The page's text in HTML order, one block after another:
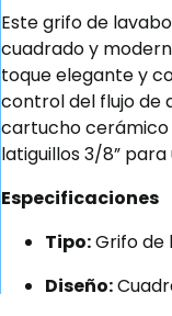
Este grifo de
cuadrado y
toque elegante y
control del flujo de
cartucho cerámico
latiguillos 3/8”
Especificaciones
Tipo:Grifo de
Diseño: